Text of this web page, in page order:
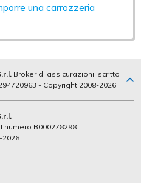
una carrozzeria
Broker di assicurazioni iscritto
- Copyright 2008-2026
numero B000278298
2026